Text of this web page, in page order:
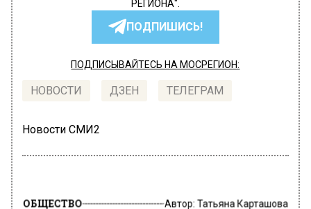
РЕГИОНА".
ПОДПИШИСЬ!
ПОДПИСЫВАЙТЕСЬ НА МОСРЕГИОН:
НОВОСТИ ДЗЕН ТЕЛЕГРАМ
Новости СМИ2
ОБЩЕСТВО Автор: Татьяна Карташова